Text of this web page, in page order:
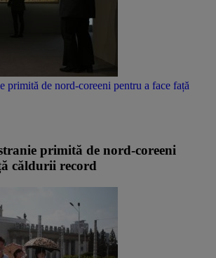
primită de nord-coreeni pentru a face față
primită de nord-coreeni
căldurii record